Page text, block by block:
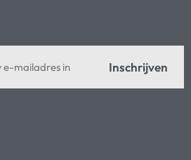
Inschrijven